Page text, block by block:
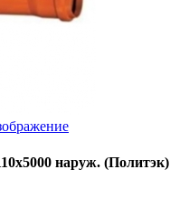
наруж. (Политэк)